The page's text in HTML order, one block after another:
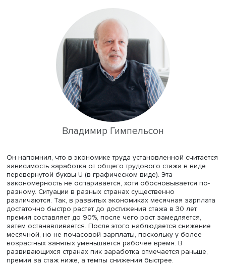
сотрудником центраЕвгенией Черниной
заработные платы с опытом работы?». Исследование
сфокусировано на профиле зарплаты, отражающем
накопление человеческого капитала и его влияние на
заработок. Этот фактор проанализирован на
всего периода пребывания работника на рынке труда,
момента завершения образования до выхода на
объяснил Владимир Гимпельсон.
Владимир Гимпельсон